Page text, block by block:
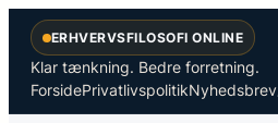
Spring
indhold
ERHVERVSFILOSOFI ONLINE
Klar tænkning. Bedre forretning.
ForsidePrivatlivspolitikNyhedsbrev